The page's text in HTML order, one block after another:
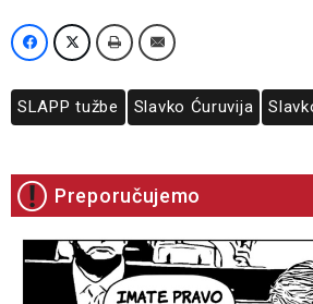
SLAPP tužbe Slavko Ćuruvija
Preporučujemo